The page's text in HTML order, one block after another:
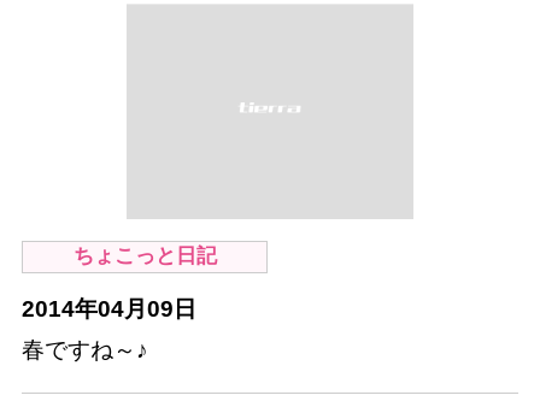
ちょこっと日記
2014年04月09日
春ですね～♪